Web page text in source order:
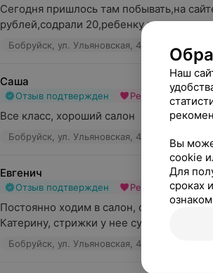
Сегодня пришлось там побывать,на
рублей,содрали 20,ребенку подстригли
Бобруйск, ул. Ульяновская, 49
Саша
Отзыв подтвержден Рекомендую
Все класс, хороший салон
Бобруйск, ул. Ульяновская, 49
Евгенич
Отзыв подтвержден Рекомендую
Постоянно ходим в салон, очень
Катерину, стрижки у нее супер
Бобруйск, ул. Ульяновская, 49
Наш
Вы
cookie
Для
сроках